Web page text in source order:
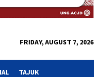
FRIDAY, AUGUST 7, 2026
TAJUK